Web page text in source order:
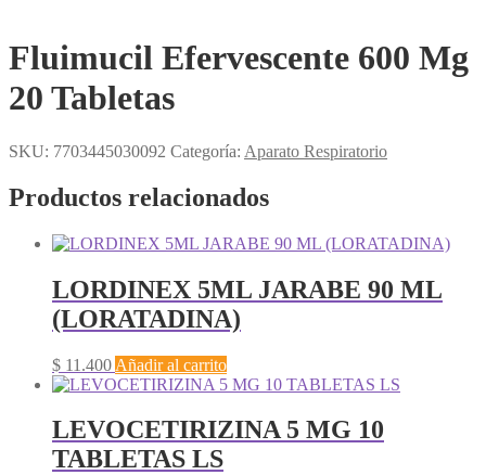
Fluimucil Efervescente 600 Mg
20 Tabletas
SKU: 7703445030092 Categoría: Aparato Respiratorio
Productos relacionados
LORDINEX 5ML JARABE 90 ML
(LORATADINA)
$ 11.400 Añadir al carrito
LEVOCETIRIZINA 5 MG 10
TABLETAS LS